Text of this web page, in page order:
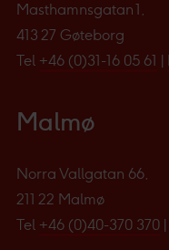
Masthamnsgatan 1,
413 27 Gøteborg
Tel +46 (0)31-16 05 61
Malmø
Norra Vallgatan 66,
211 22 Malmø
Tel +46 (0)40-370 370